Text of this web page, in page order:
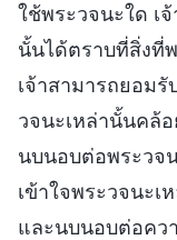
ใช้พระวจนะใด เ
นั้นได้ตราบที่สิ่งที่
เจ้าสามารถยอม
วจนะเหล่านั้นคล้
นบนอบต่อพระวจ
เข้าใจพระวจนะเ
และนบนอบต่อคว